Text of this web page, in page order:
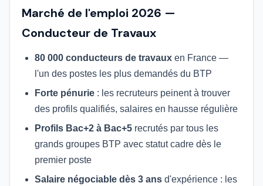
Marché de l'emploi 2026 —
Conducteur de Travaux
80 000 conducteurs de travaux en France —
l'un des postes les plus demandés du BTP
Forte pénurie : les recruteurs peinent à trouver
des profils qualifiés, salaires en hausse régulière
Profils Bac+2 à Bac+5 recrutés par tous les
grands groupes BTP avec statut cadre dès le
premier poste
Salaire négociable dès 3 ans d'expérience : les